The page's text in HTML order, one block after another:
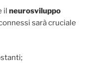
il neurosviluppo
sarà cruciale